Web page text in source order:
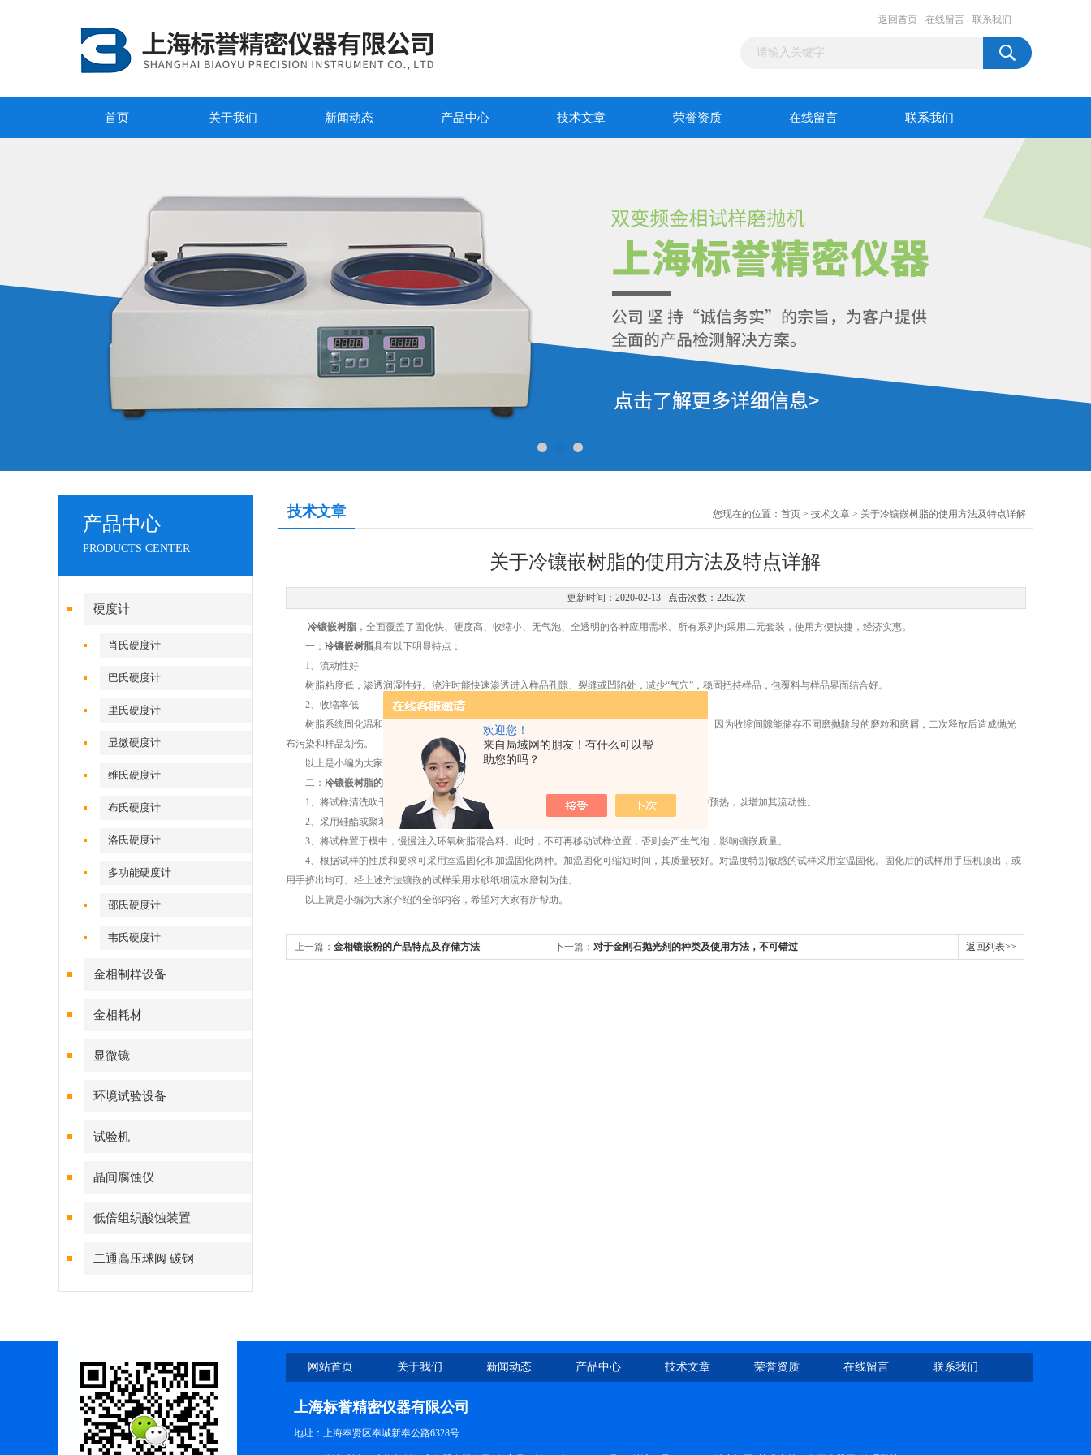
欢迎您！
来自局域网的朋友！有什么可以帮
助您的吗？
返回首页 在线留言 联系我们
首页 关于我们 新闻动态 产品中心 技术文章 荣誉资质 在线留言 联系我们
产品中心
PRODUCTS CENTER
硬度计
肖氏硬度计
巴氏硬度计
里氏硬度计
显微硬度计
维氏硬度计
布氏硬度计
洛氏硬度计
多功能硬度计
邵氏硬度计
韦氏硬度计
金相制样设备
金相耗材
显微镜
环境试验设备
试验机
晶间腐蚀仪
低倍组织酸蚀装置
二通高压球阀 碳钢
技术文章 您现在的位置： 首页 > 技术文章 > 关于冷镶嵌树脂的使用方法及特点详解
关于冷镶嵌树脂的使用方法及特点详解
更新时间：2020-02-13 点击次数：2262次
冷镶嵌树脂 ，全面覆盖了固化快、硬度高、收缩小、无气泡、全透明的各种应用需求。所有系列均采用二元套装，使用方便快捷，经济实惠。
一： 冷镶嵌树脂具有以下明显特点：
1、流动性好
树脂粘度低，渗透润湿性好。浇注时能快速渗透进入样品孔隙、裂缝或凹陷处，减少“气穴”，稳固把持样品，包覆料与样品界面结合好。
2、收缩率低
树脂系统固化温和，收缩率可控，有效减免固化收缩造成的样品与树脂间隙，提高制样成功率。因为收缩间隙能储存不同磨抛阶段的磨粒和磨屑，二次释放后造成抛光
布污染和样品划伤。
以上是小编为大家讲解的产品特点，那么小编接下来进一步讲解使用方法有哪些？
二： 冷镶嵌树脂的使用
方法：
1、将试样清洗吹干。滑石粉、硅微粉等填料预先烘干。环氧树脂在标准值下烘箱内或热水浴中预热，以增加其流动性。
2、采用硅酯或聚苯乙稀苯溶液作脱模剂涂于模具内壁。
3、将试样置于模中，慢慢注入环氧树脂混合料。此时，不可再移动试样位置，否则会产生气泡，影响镶嵌质量。
4、根据试样的性质和要求可采用室温固化和加温固化两种。加温固化可缩短时间，其质量较好。对温度特别敏感的试样采用室温固化。固化后的试样用手压机顶出，或
用手挤出均可。经上述方法镶嵌的试样采用水砂纸细流水磨制为佳。
以上就是小编为大家介绍的全部内容，希望对大家有所帮助。
上一篇： 金相镶嵌粉的产品特点及存储方法 下一篇： 对于金刚石抛光剂的种类及使用方法，不可错过 返回列表>>
网站首页 关于我们 新闻动态 产品中心 技术文章 荣誉资质 在线留言 联系我们
上海标誉精密仪器有限公司
地址：上海奉贤区奉城新奉公路6328号